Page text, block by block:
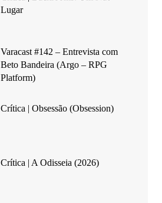
Lugar
Varacast #142 – Entrevista com
Beto Bandeira (Argo – RPG
Platform)
Crítica | Obsessão (Obsession)
Crítica | A Odisseia (2026)